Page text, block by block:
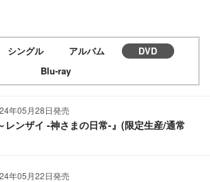
シングル アルバム
DVD
Blu-ray
年05月28日発売
レンザイ -神さまの日常-』(限定生産/通常
年05月22日発売